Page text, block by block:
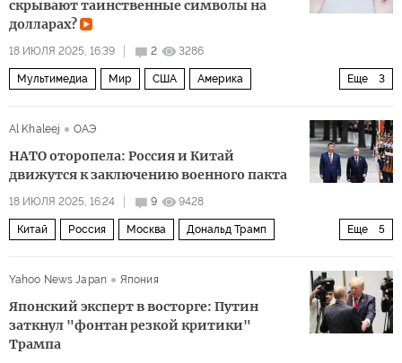
скрывают таинственные символы на
долларах?
18 ИЮЛЯ 2025, 16:39 2 3286
Еще 3
Мультимедиа Мир США Америка
Al Khaleej
ОАЭ
НАТО оторопела: Россия и Китай
движутся к заключению военного пакта
18 ИЮЛЯ 2025, 16:24 9 9428
Еще 5
Китай Россия Москва Дональд Трамп
Yahoo News Japan Япония
Японский эксперт в восторге: Путин
заткнул "фонтан резкой критики"
Трампа